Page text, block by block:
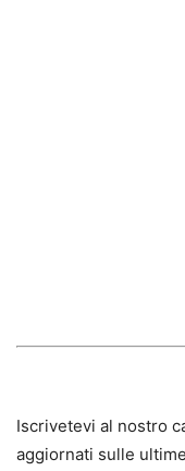
Iscrivetevi al nostro
aggiornati sulle